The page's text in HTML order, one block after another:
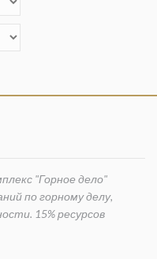
"Горное дело"
по горному делу,
15% ресурсов